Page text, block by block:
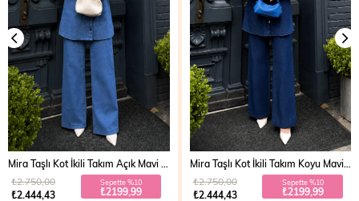
₺2.444,43
₺2.750,00 Sepette %10
₺2199,99
Vera Fermuarlı Denim Takım Açık Mavi 19298
₺2.499,99
₺2.700,00 Sepette %20
₺1999,99